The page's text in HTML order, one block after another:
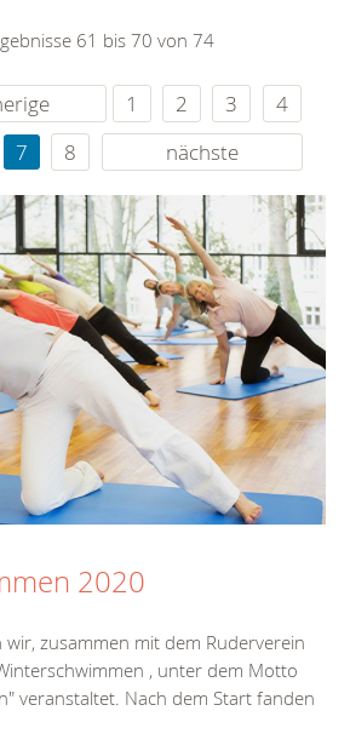
61 bis 70 von 74
1 2 3
4
7 8 nächste
2020
zusammen mit dem Ruderverein
, unter dem Motto
veranstaltet. Nach dem Start fanden